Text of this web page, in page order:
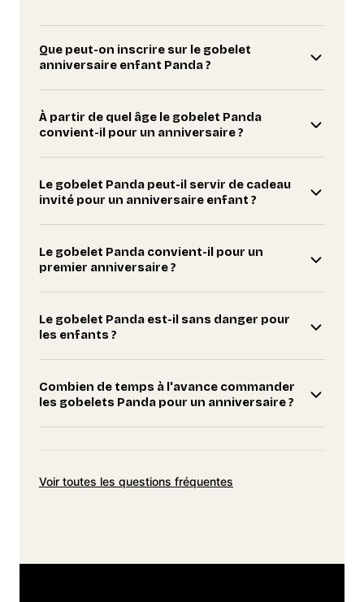
Que peut-on inscrire sur le gobelet
anniversaire enfant Panda ?
À partir de quel âge le gobelet Panda
convient-il pour un anniversaire ?
Le gobelet Panda peut-il servir de cadeau
invité pour un anniversaire enfant ?
Le gobelet Panda convient-il pour un
premier anniversaire ?
Le gobelet Panda est-il sans danger pour
les enfants ?
Combien de temps à l'avance commander
les gobelets Panda pour un anniversaire ?
Voir toutes les questions fréquentes